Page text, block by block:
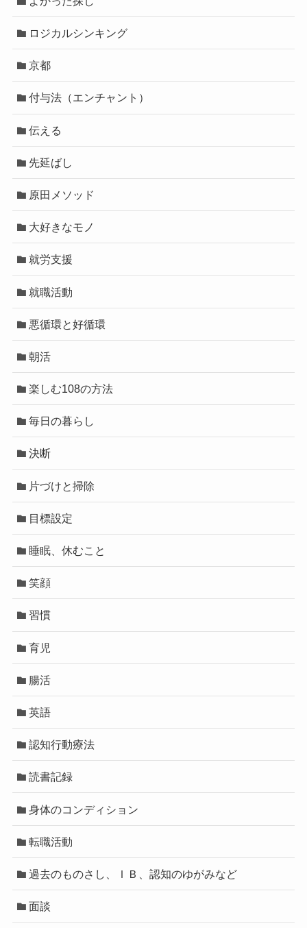
ロジカルシンキング
京都
付与法（エンチャント）
伝える
先延ばし
原田メソッド
大好きなモノ
就労支援
就職活動
悪循環と好循環
朝活
楽しむ108の方法
毎日の暮らし
決断
片づけと掃除
目標設定
睡眠、休むこと
笑顔
習慣
育児
腸活
英語
認知行動療法
読書記録
身体のコンディション
転職活動
過去のものさし、ＩＢ、認知のゆがみなど
面談